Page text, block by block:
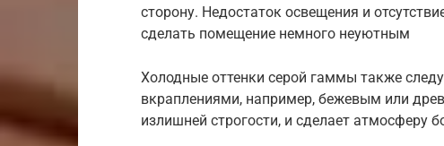
сторону. Недостаток освещения и
сделать помещение немного неуютным
Холодные оттенки серой гаммы также
вкраплениями, например, бежевым или
излишней строгости, и сделает атмосферу